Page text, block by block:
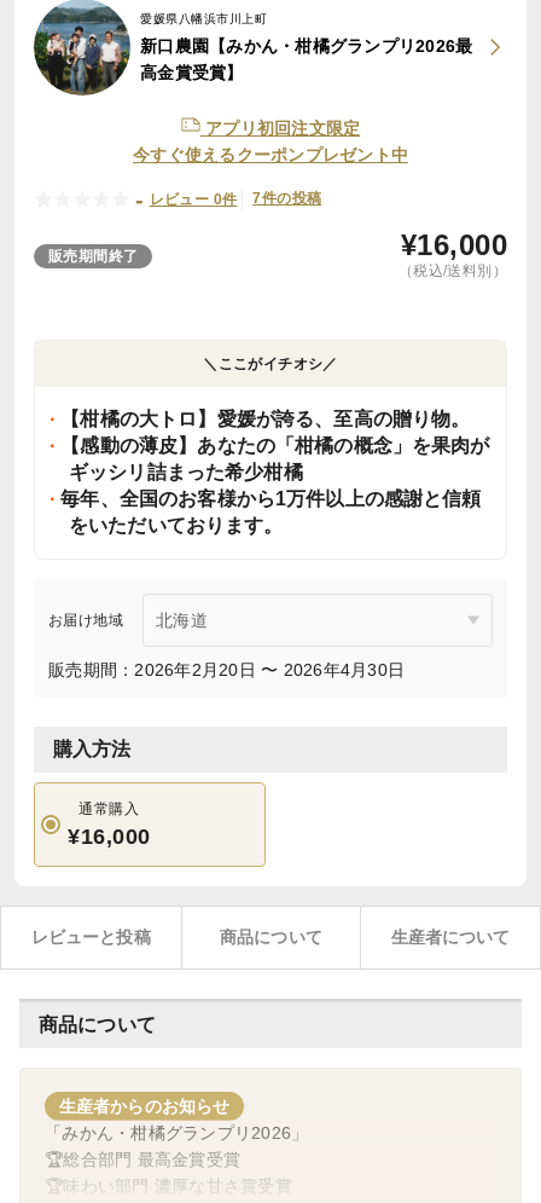
愛媛県八幡浜市川上町
新口農園【みかん・柑橘グランプリ2026最
高金賞受賞】
アプリ初回注文限定
今すぐ使えるクーポンプレゼント中
- レビュー 0件 7件の投稿
販売期間終了 ¥16,000
（税込/送料別）
＼ここがイチオシ／
【柑橘の大トロ】愛媛が誇る、至高の贈り物。
【感動の薄皮】あなたの「柑橘の概念」を果肉が
ギッシリ詰まった希少柑橘
毎年、全国のお客様から1万件以上の感謝と信頼
をいただいております。
お届け地域
販売期間：2026年2月20日 〜 2026年4月30日
購入方法
通常購入
¥16,000
レビューと投稿 商品について 生産者について
商品について
生産者からのお知らせ
「みかん・柑橘グランプリ2026」
🏆総合部門 最高金賞受賞
🏆味わい部門 濃厚な甘さ賞受賞